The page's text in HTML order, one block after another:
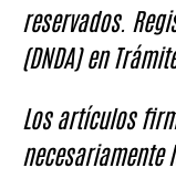
reservados.
(DNDA) en
Los artículos
necesariamente